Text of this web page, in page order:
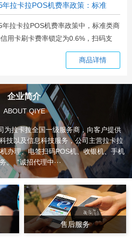
年拉卡拉POS机费率政策：标准
年拉卡拉POS机费率政策中，标准类商
用卡刷卡费率锁定为0.6%，扫码支
商品详情
企业简介
ABOUT QIYE
拉卡拉全国一级服务商，向客户提供
技以及信息科技服务，公司主营拉卡拉
办理、电签扫码POS机、收银机、手机
。 “诚招代理中···
售后服务